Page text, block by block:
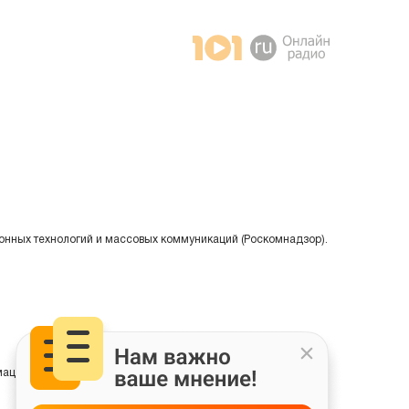
технологий и массовых коммуникаций (Роскомнадзор).
на основе сбора, систематизации и анализа сведений,